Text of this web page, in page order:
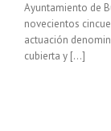
Ayuntamiento de
novecientos
actuación
cubierta y […]